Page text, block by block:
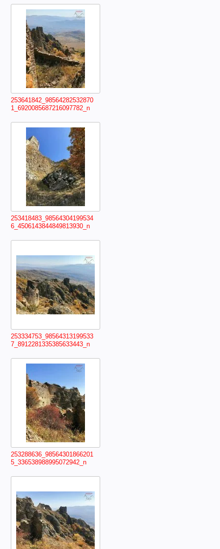
253641842_98564282532870
1_6920085687216097782_n
253418483_98564304199534
6_4506143844849813930_n
253334753_98564313199533
7_8912281335385633443_n
253288636_98564301866201
5_336538988995072942_n